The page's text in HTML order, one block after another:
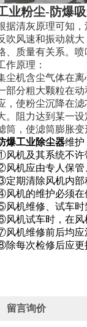
业粉尘-防爆
据清灰原理可知
吹风速和振动就
、质量有关系。
作原理：
尘机含尘气体在
部分粗大颗粒在
，使粉尘沉降在
。阻力达到某一
筒，使滤筒膨胀
爆工业除尘器维护
风机及其系统不许
风机应由专人保管
定期清除风机内部
风机的维护必须在
风机维修、试车时
风机试车时，在风
风机维修前后均应
除每次检修后应更
留言询价